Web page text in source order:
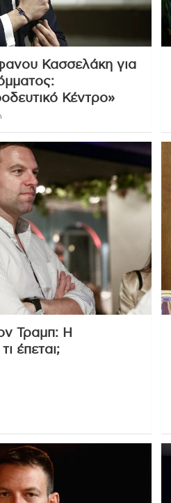
Κασσελάκη για
Κέντρο»
Τραμπ: Η
έπεται;